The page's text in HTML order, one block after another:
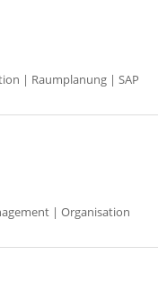
| Raumplanung | SAP
| Organisation